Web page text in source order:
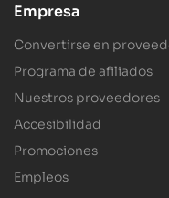
Empresa
Convertirse en
Programa de afiliados
Nuestros proveedores
Accesibilidad
Promociones
Empleos